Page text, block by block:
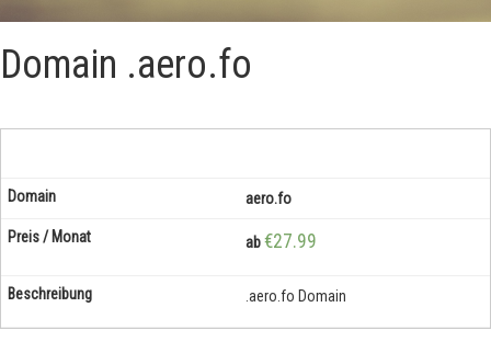
Domain .aero.fo
aero.fo
ab€27.99
.aero.fo Domain